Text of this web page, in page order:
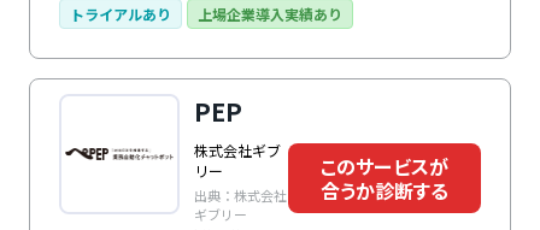
き、顧客のニーズにあう提案を実現します。
トライアルあり 上場企業導入実績あり
PEP
株式会社ギブ
リー
出典：株式会社
ギブリー
このサービスが
合うか診断する